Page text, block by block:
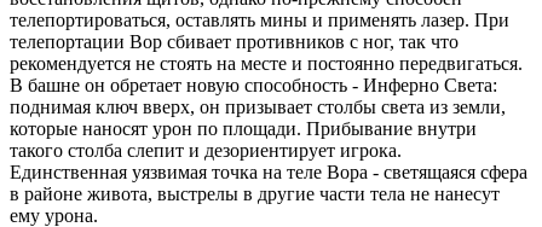
телепортироваться, оставлять мины и применять лазер. При
телепортации Вор сбивает противников с ног, так что
рекомендуется не стоять на месте и постоянно передвигаться.
В башне он обретает новую способность - Инферно Света:
поднимая ключ вверх, он призывает столбы света из земли,
которые наносят урон по площади. Прибывание внутри
такого столба слепит и дезориентирует игрока.
Единственная уязвимая точка на теле Вора - светящаяся сфера
в районе живота, выстрелы в другие части тела не нанесут
ему урона.